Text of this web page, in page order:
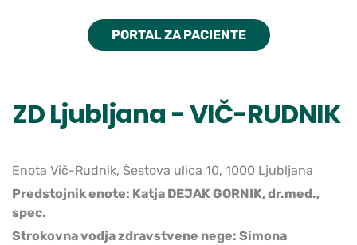
PORTAL ZA PACIENTE
ZD Ljubljana - VIČ-RUDNIK
Enota Vič-Rudnik, Šestova ulica 10, 1000 Ljubljana
Predstojnik enote: Katja DEJAK GORNIK, dr.med.,
spec.
Strokovna vodja zdravstvene nege: Simona